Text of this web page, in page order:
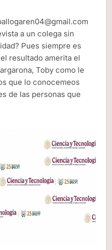
a un colega sin
Pues siempre es
resultado amerita el
Toby como le
que lo conocemeos
de las personas que